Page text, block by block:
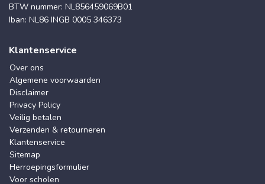
BTW nummer: NL856459069B01
Iban: NL86 INGB 0005 346373
Klantenservice
Over ons
Algemene voorwaarden
Disclaimer
Privacy Policy
Veilig betalen
Verzenden & retourneren
Klantenservice
Sitemap
Herroepingsformulier
Voor scholen